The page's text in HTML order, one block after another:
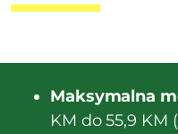
Maksymalna
KM do 55,9 KM